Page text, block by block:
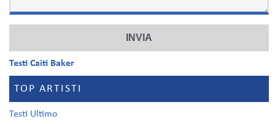
Testi Caiti Baker
TOP ARTISTI
Testi Ultimo